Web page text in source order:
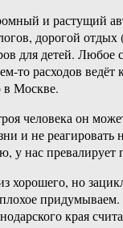
и растущий
дорогой отдых
для детей. Любое
то расходов ведёт
Москве.
человека он
и не реагировать
у нас превалирует
хорошего, но
края